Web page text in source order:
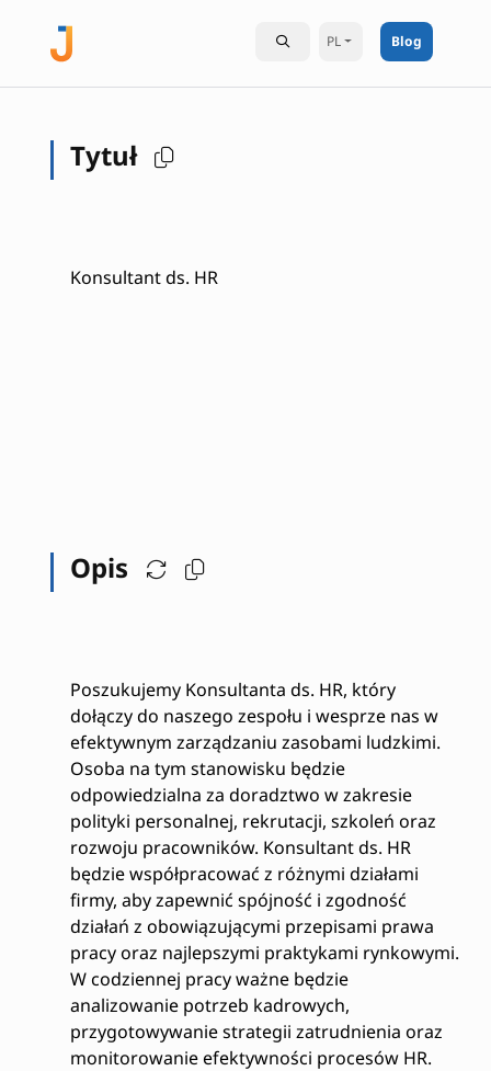
PL Blog
Tytuł
Konsultant ds. HR
Opis
Poszukujemy Konsultanta ds. HR, który
dołączy do naszego zespołu i wesprze nas w
efektywnym zarządzaniu zasobami ludzkimi.
Osoba na tym stanowisku będzie
odpowiedzialna za doradztwo w zakresie
polityki personalnej, rekrutacji, szkoleń oraz
rozwoju pracowników. Konsultant ds. HR
będzie współpracować z różnymi działami
firmy, aby zapewnić spójność i zgodność
działań z obowiązującymi przepisami prawa
pracy oraz najlepszymi praktykami rynkowymi.
W codziennej pracy ważne będzie
analizowanie potrzeb kadrowych,
przygotowywanie strategii zatrudnienia oraz
monitorowanie efektywności procesów HR.